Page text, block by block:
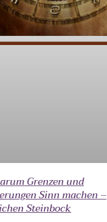
Grenzen und
Sinn machen –
Steinbock